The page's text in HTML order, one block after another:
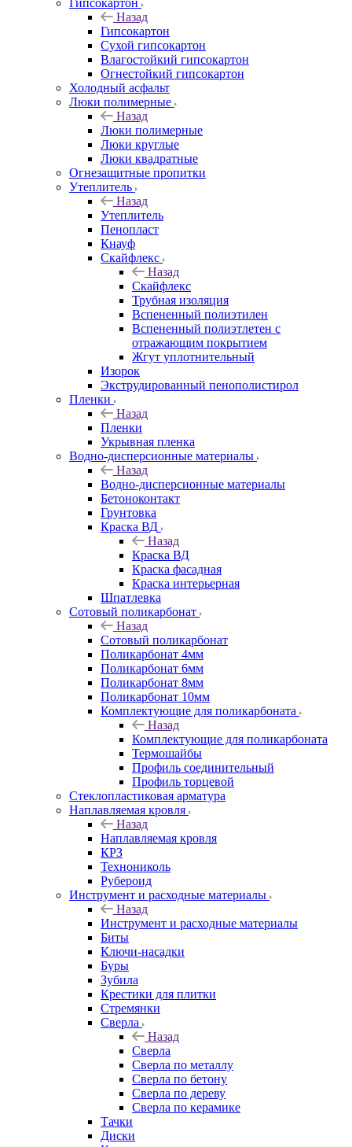
Гипсокартон
Назад
Гипсокартон
Сухой гипсокартон
Влагостойкий гипсокартон
Огнестойкий гипсокартон
Холодный асфальт
Люки полимерные
Назад
Люки полимерные
Люки круглые
Люки квадратные
Огнезащитные пропитки
Утеплитель
Назад
Утеплитель
Пенопласт
Кнауф
Скайфлекс
Назад
Скайфлекс
Трубная изоляция
Вспененный полиэтилен
Вспененный полиэтлетен с
отражающим покрытием
Жгут уплотнительный
Изорок
Экструдированный пенополистирол
Пленки
Назад
Пленки
Укрывная пленка
Водно-дисперсионные материалы
Назад
Водно-дисперсионные материалы
Бетоноконтакт
Грунтовка
Краска ВД
Назад
Краска ВД
Краска фасадная
Краска интерьерная
Шпатлевка
Сотовый поликарбонат
Назад
Сотовый поликарбонат
Поликарбонат 4мм
Поликарбонат 6мм
Поликарбонат 8мм
Поликарбонат 10мм
Комплектующие для поликарбоната
Назад
Комплектующие для поликарбоната
Термошайбы
Профиль соединительный
Профиль торцевой
Стеклопластиковая арматура
Наплавляемая кровля
Назад
Наплавляемая кровля
КРЗ
Технониколь
Рубероид
Инструмент и расходные материалы
Назад
Инструмент и расходные материалы
Биты
Ключи-насадки
Буры
Зубила
Крестики для плитки
Стремянки
Сверла
Назад
Сверла
Сверла по металлу
Сверла по бетону
Сверла по дереву
Сверла по керамике
Тачки
Диски